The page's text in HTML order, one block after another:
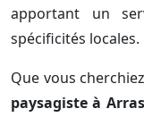
apportant un
spécificités locales.
Que vous
paysagiste à Arras